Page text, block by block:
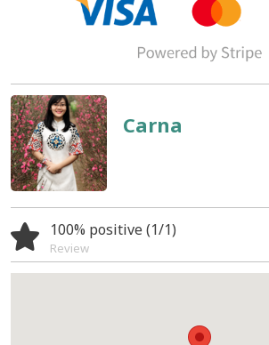
Carna
100% positive (1/1)
Review